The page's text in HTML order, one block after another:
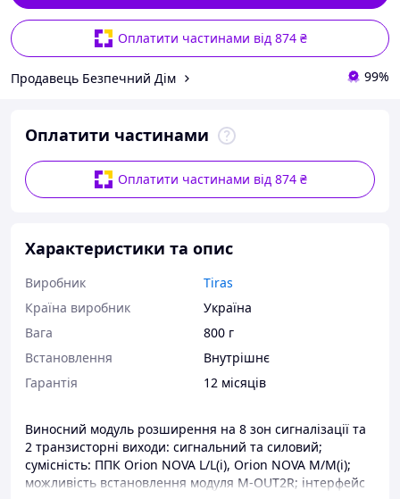
Оплатити частинами від 874 ₴
Продавець Безпечний Дім 99%
Оплатити частинами
Оплатити частинами від 874 ₴
Характеристики та опис
Виробник
Tiras
Країна виробник
Україна
Вага
800 г
Встановлення
Внутрішнє
Гарантія
12 місяців
Виносний модуль розширення на 8 зон сигналізації та
2 транзисторні виходи: сигнальний та силовий;
сумісність: ППК Orion NOVA L/L(i), Orion NOVA M/M(i);
можливість встановлення модуля M-OUT2R; інтерфейс